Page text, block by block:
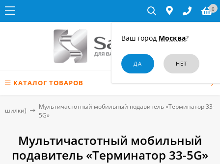
Ваш город Москва?
0
КАТАЛОГ ТОВАРОВ
Мультичастотный мобильный подавитель «Терминатор 33-
5G»
Мультичастотный мобильный
подавитель «Терминатор 33-5G»